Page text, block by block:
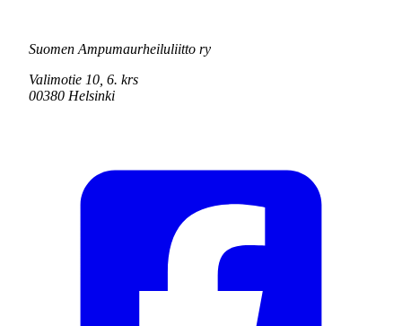
Suomen Ampumaurheiluliitto ry
Valimotie 10, 6. krs
00380 Helsinki